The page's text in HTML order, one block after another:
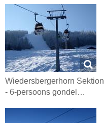
Wiedersbergerhorn Sektion I
- 6-persoons gondel…